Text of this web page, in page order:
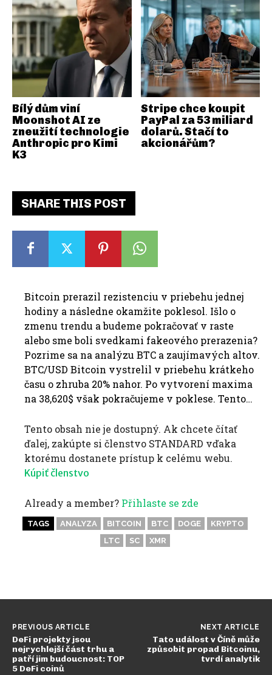
SHARE THIS POST
Bitcoin prerazil rezistenciu v priebehu jednej
hodiny a následne okamžite poklesol. Išlo o
zmenu trendu a budeme pokračovať v raste
alebo sme boli svedkami fakeového prerazenia?
Pozrime sa na analýzu BTC a zaujímavých altov.
BTC/USD Bitcoin vystrelil v priebehu krátkeho
času o zhruba 20% nahor. Po vytvorení maxima
na 38,620$ však pokračujeme v poklese. Tento…
Tento obsah nie je dostupný. Ak chcete čítať
ďalej, zakúpte si členstvo STANDARD vďaka
ktorému dostanete prístup k celému webu.
Kúpiť členstvo
Already a member? Přihlaste se zde
TAGS ANALYZA BITCOIN BTC DOGE
KRYPTO
LTC
SC XMR
Bílý dům viní
Moonshot AI ze
zneužití technologie
Anthropic pro Kimi
K3
Stripe chce koupit
PayPal za 53 miliard
dolarů. Stačí to
akcionářům?
PREVIOUS ARTICLE
DeFi projekty jsou
nejrychlejší část trhu a
patří jim budoucnost: TOP
5 DeFi coinů
NEXT ARTICLE
Tato událost v Číně může
způsobit propad Bitcoinu,
tvrdí analytik